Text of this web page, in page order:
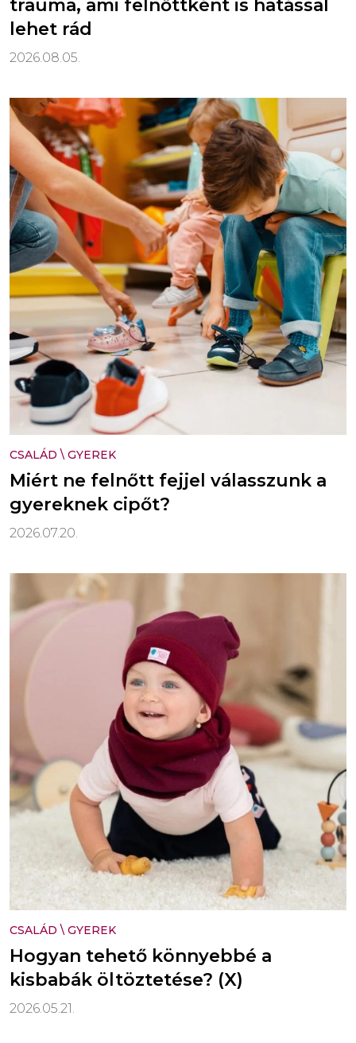
trauma, ami felnőttként is hatással
lehet rád
2026.08.05.
CSALÁD \ GYEREK
Miért ne felnőtt fejjel válasszunk a
gyereknek cipőt?
2026.07.20.
CSALÁD \ GYEREK
Hogyan tehető könnyebbé a
kisbabák öltöztetése? (X)
2026.05.21.